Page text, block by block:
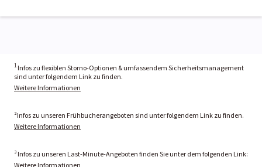
1 Infos zu flexiblen Storno-Optionen & umfassendem Sicherheitsmanagement
sind unter folgendem Link zu finden.
Weitere Informationen
²Infos zu unseren Frühbucherangeboten sind unter folgendem Link zu finden.
Weitere Informationen
³ Infos zu unseren Last-Minute-Angeboten finden Sie unter dem folgenden Link:
Weitere Informationen